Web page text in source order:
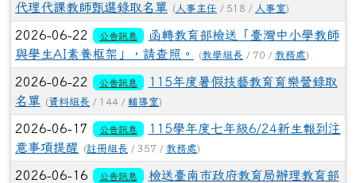
代理代課教師甄選錄取名單 ( 人事主任 / 518 / 人事室)
2026-06-22 公告訊息
函轉教育部檢送「臺灣中小學教師
與學生AI素養框架」，請查照。
(教學組長 / 70 / 教務處)
2026-06-22 公告訊息
115年度暑假技藝教育育樂營錄取
名單 (資料組長 / 144 / 輔導室)
2026-06-17 公告訊息
115學年度七年級6/24新生報到注
意事項提醒
(註冊組長 / 357 / 教務處)
2026-06-16 公告訊息
檢送臺南市政府教育局辦理教育部